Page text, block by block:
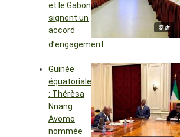
© dr
et le Gabon
signent un
accord
d’engagement
Guinée
équatoriale
: Thérèsa
Nnang
Avomo
nommée